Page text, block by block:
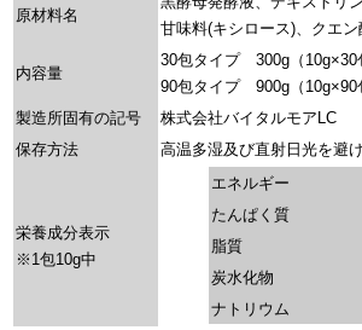
原材料名
甘味料(キシロース)、クエン
内容量
30包タイプ 300g（10g×30
90包タイプ 900g（10g×90
製造所固有の記号
株式会社バイタルモアLC
保存方法
高温多湿及び直射日光を避
栄養成分表示
※1包10g中
エネルギー
たんぱく質
脂質
炭水化物
ナトリウム